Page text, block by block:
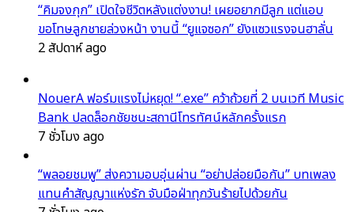
“คิมจงกุก” เปิดใจชีวิตหลังแต่งงาน! เผยอยากมีลูก แต่แอบ
ขอโทษลูกชายล่วงหน้า งานนี้ “ยูแจซอก” ยังแซวแรงจนฮาลั่น
2 สัปดาห์ ago
NouerA ฟอร์มแรงไม่หยุด! “.exe” คว้าถ้วยที่ 2 บนเวที Music
Bank ปลดล็อกชัยชนะสถานีโทรทัศน์หลักครั้งแรก
7 ชั่วโมง ago
“พลอยชมพู” ส่งความอบอุ่นผ่าน “อย่าปล่อยมือกัน” บทเพลง
แทนคำสัญญาแห่งรัก จับมือฝ่าทุกวันร้ายไปด้วยกัน